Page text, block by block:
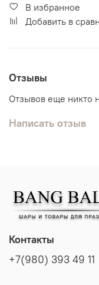
В избранное
Добавить в
Отзывы
Отзывов еще никто
Написать отзыв
Контакты
+7(980) 393 49 11